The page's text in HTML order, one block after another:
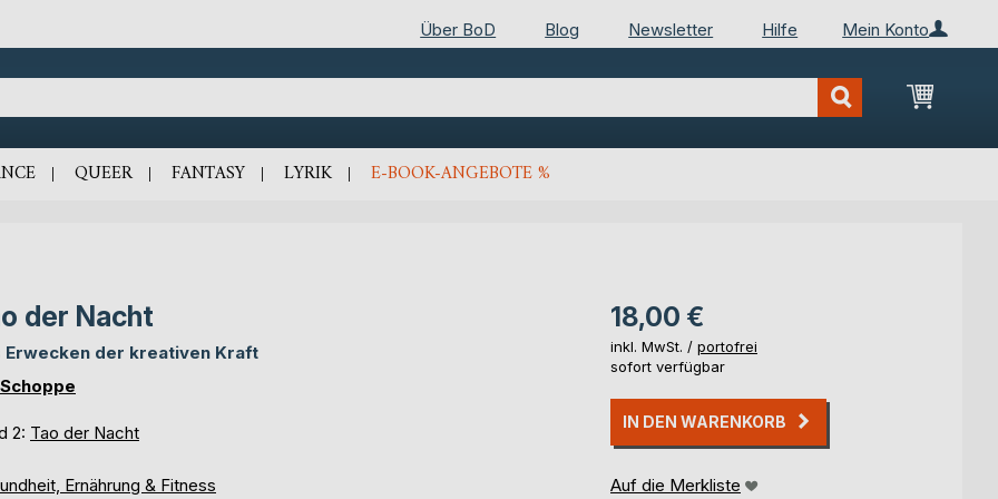
Mein Konto
Über BoD Blog Newsletter Hilfe
Mein
QUEER FANTASY LYRIK E-BOOK-ANGEBOTE %
der Nacht
Erwecken der kreativen Kraft
2: Tao der Nacht
Ernährung & Fitness
18,00 €
inkl. MwSt. / portofrei
sofort verfügbar
IN DEN WARENKORB
Auf die Merkliste